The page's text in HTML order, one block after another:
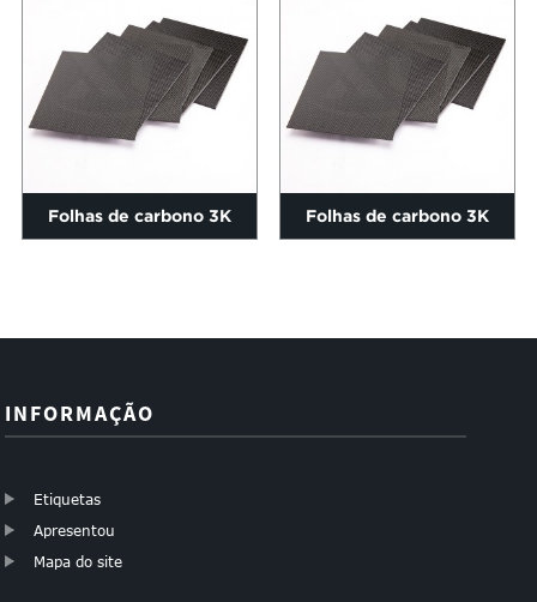
Folhas de carbono 3K Folhas de carbono 3K
INFORMAÇÃO
Etiquetas
Apresentou
Mapa do site